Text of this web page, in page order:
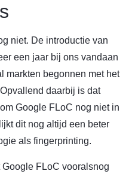
niet. De introductie van
een jaar bij ons vandaan
markten begonnen met het
daarbij is dat
Google FLoC nog niet in
dit nog altijd een beter
als fingerprinting.
FLoC vooralsnog